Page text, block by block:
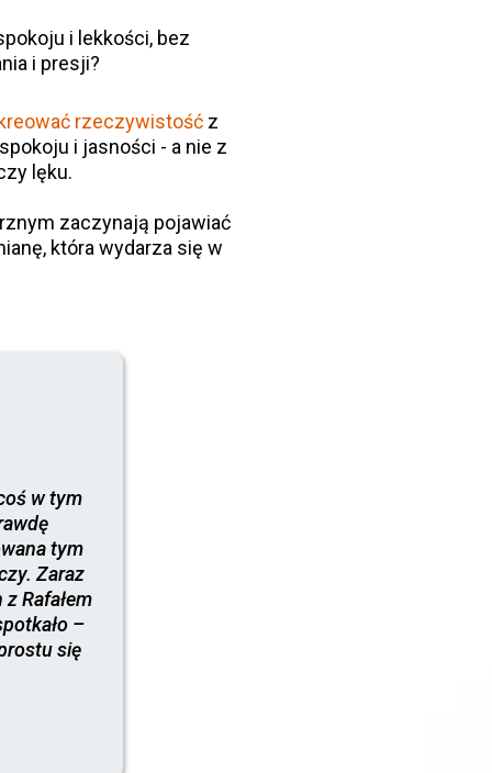
i lekkości, bez
i presji?
rzeczywistośćz
i jasności - a nie z
lęku.
zaczynają pojawiać
która wydarza się w
w tym
tym
Zaraz
Rafałem
–
się